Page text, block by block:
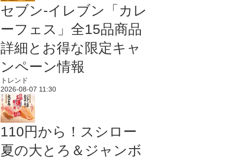
セブン‐イレブン「カレ
ーフェス」全15品商品
詳細とお得な限定キャ
ンペーン情報
トレンド
2026-08-07 11:30
110円から！スシロー
夏の大とろ＆ジャンボ